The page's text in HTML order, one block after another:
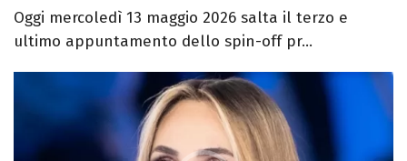
Oggi mercoledì 13 maggio 2026 salta il terzo e
ultimo appuntamento dello spin-off pr...